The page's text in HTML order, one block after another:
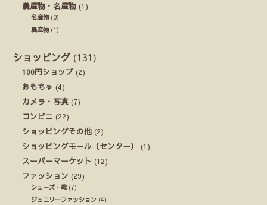
農産物・名産物 (1)
名産物(0)
農産物(1)
ショッピング (131)
100円ショップ (2)
おもちゃ (4)
カメラ・写真 (7)
コンビニ (22)
ショッピングその他 (2)
ショッピングモール（センター）
(1)
スーパーマーケット (12)
ファッション (29)
シューズ・靴(7)
ジュエリーファッション (4)